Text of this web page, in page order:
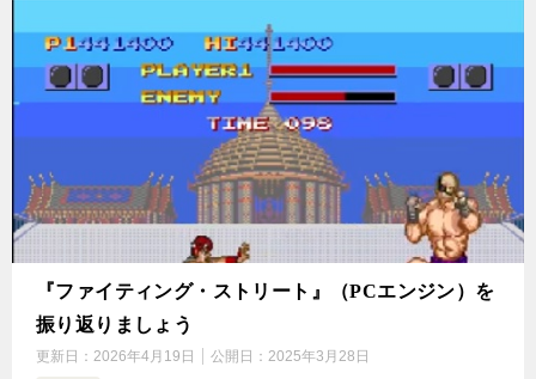
『ファイティング・ストリート』（PCエンジン）を
振り返りましょう
更新日： 2026年4月19日 公開日： 2025年3月28日